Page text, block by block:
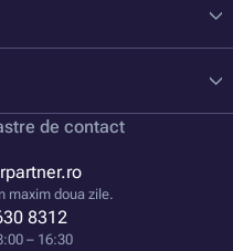
de contact
maxim doua zile.
8312
– 16:30